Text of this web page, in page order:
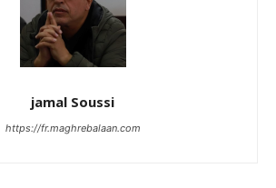
jamal Soussi
https://fr.maghrebalaan.com